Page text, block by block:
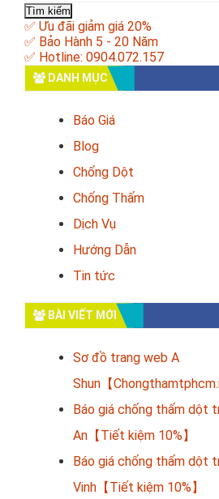
cho:
✅ Ưu đãi giảm giá 20%
✅ Bảo Hành 5 - 20 Năm
✅ Hotline: 0904.072.157
DANH MỤC
Báo Giá
Blog
Chống Dột
Chống Thấm
Dịch Vụ
Hướng Dẫn
Tin tức
BÀI VIẾT MỚI
Sơ đồ trang web A
Shun【
Báo giá chống thấm dột
An【Tiết kiệm 10%】
Báo giá chống thấm dột
Vinh【Tiết kiệm 10%】